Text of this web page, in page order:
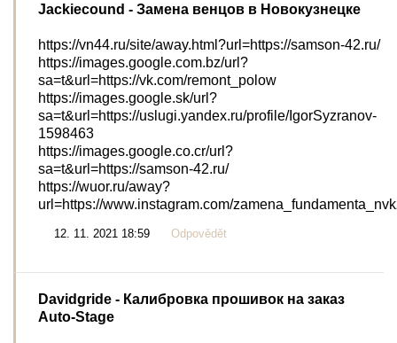
Jackiecound - Замена венцов в Новокузнецке
https://vn44.ru/site/away.html?url=https://samson-42.ru/
https://images.google.com.bz/url?
sa=t&url=https://vk.com/remont_polow
https://images.google.sk/url?
sa=t&url=https://uslugi.yandex.ru/profile/IgorSyzranov-
1598463
https://images.google.co.cr/url?
sa=t&url=https://samson-42.ru/
https://wuor.ru/away?
url=https://www.instagram.com/
12. 11. 2021 18:59 Odpovědět
Davidgride - Калибровка прошивок на заказ
Auto-Stage